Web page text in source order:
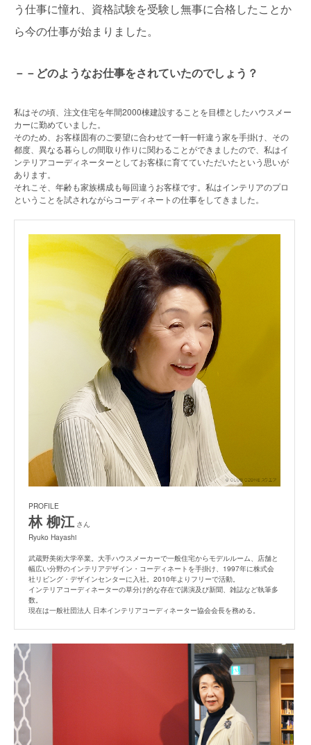
う仕事に憧れ、資格試験を受験し無事に合格したことか
ら今の仕事が始まりました。
－－どのようなお仕事をされていたのでしょう？
私はその頃、注文住宅を年間2000棟建設することを目標としたハウスメー
カーに勤めていました。
そのため、お客様固有のご要望に合わせて一軒一軒違う家を手掛け、その
都度、異なる暮らしの間取り作りに関わることができましたので、私はイ
ンテリアコーディネーターとしてお客様に育てていただいたという思いが
あります。
それこそ、年齢も家族構成も毎回違うお客様です。私はインテリアのプロ
ということを試されながらコーディネートの仕事をしてきました。
PROFILE
林 柳江さん
Ryuko Hayashi
武蔵野美術大学卒業。大手ハウスメーカーで一般住宅からモデルルーム、店舗と
幅広い分野のインテリアデザイン・コーディネートを手掛け、1997年に株式会
社リビング・デザインセンターに入社。2010年よりフリーで活動。
インテリアコーディネーターの草分け的な存在で講演及び新聞、雑誌など執筆多
数。
現在は一般社団法人 日本インテリアコーディネーター協会会長を務める。